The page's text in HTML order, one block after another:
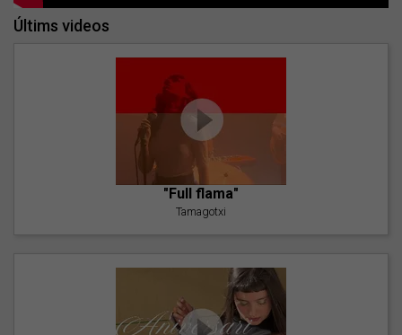
Últims videos
"Full flama"
Tamagotxi